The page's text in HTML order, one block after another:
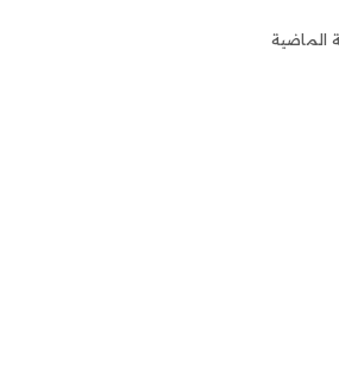
الماضية